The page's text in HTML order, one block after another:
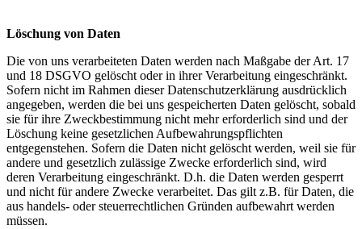
Löschung von Daten
Die von uns verarbeiteten Daten werden nach Maßgabe der Art. 17
und 18 DSGVO gelöscht oder in ihrer Verarbeitung eingeschränkt.
Sofern nicht im Rahmen dieser Datenschutzerklärung ausdrücklich
angegeben, werden die bei uns gespeicherten Daten gelöscht, sobald
sie für ihre Zweckbestimmung nicht mehr erforderlich sind und der
Löschung keine gesetzlichen Aufbewahrungspflichten
entgegenstehen. Sofern die Daten nicht gelöscht werden, weil sie für
andere und gesetzlich zulässige Zwecke erforderlich sind, wird
deren Verarbeitung eingeschränkt. D.h. die Daten werden gesperrt
und nicht für andere Zwecke verarbeitet. Das gilt z.B. für Daten, die
aus handels- oder steuerrechtlichen Gründen aufbewahrt werden
müssen.